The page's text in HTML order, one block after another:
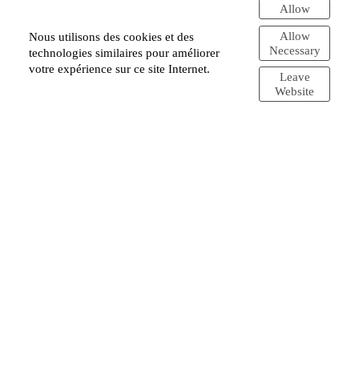
Nous utilisons des cookies et des
technologies similaires pour améliorer
votre expérience sur ce site Internet.
Allow
Allow
Necessary
Leave
Website